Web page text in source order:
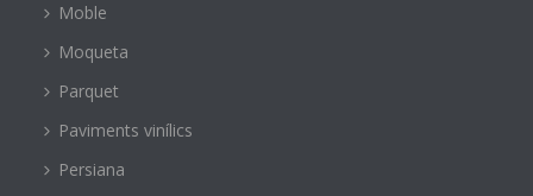
Moble
Moqueta
Parquet
Paviments vinílics
Persiana